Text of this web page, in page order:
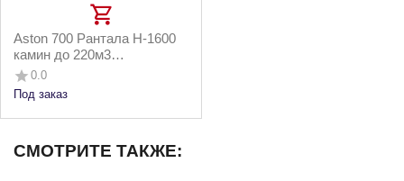
Aston 700 Рантала Н-1600
камин до 220м3
Талькохлорит/Пироксенит
0.0
Под заказ
СМОТРИТЕ ТАКЖЕ: